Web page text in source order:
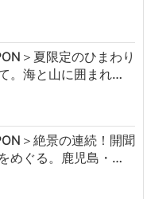
＞夏限定のひまわり
。海と山に囲まれ…
＞絶景の連続！開聞
めぐる。鹿児島・…